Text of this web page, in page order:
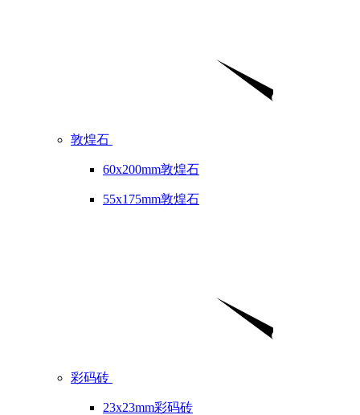
敦煌石
60x200mm敦煌石
55x175mm敦煌石
彩码砖
23x23mm彩码砖